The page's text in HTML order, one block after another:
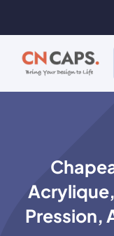
contenu
Catalogue
À propos
Pression,